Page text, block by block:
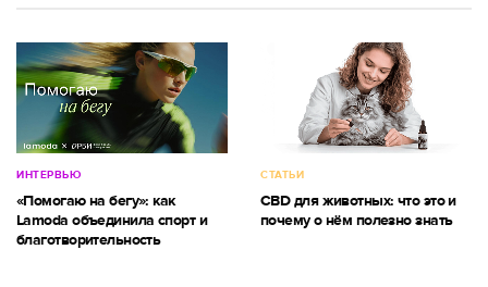
ИНТЕРВЬЮ
«Помогаю на бегу»: как
Lamoda объединила спорт и
благотворительность
СТАТЬИ
CBD для животных: что это и
почему о нём полезно знать